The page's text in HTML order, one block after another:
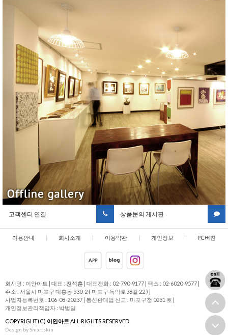
고객센터 연결 상품문의 게시판
이용안내 | 회사소개 | 이용약관 | 개인정보 | PC버젼
회사명 : 이안아트 | 대표 : 진석훈 | 대표전화 : 02-790-9177 | 팩스 : 02-6020-9577 |
주소 : 서울시 마포구 대흥동 330-2 ( 마포구 독막로38길 22 ) |
사업자등록번호 : 106-08-20237 | 통신판매업 신고 : 마포구청 0231 호 |
개인정보관리책임자 : 박범일
COPYRIGHT(C) 이안아트 ALL RIGHTS RESERVED.